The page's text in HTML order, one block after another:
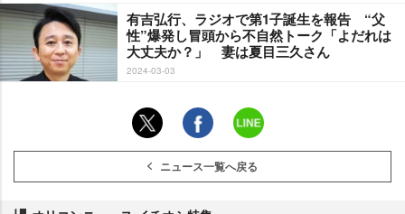
有吉弘行、ラジオで第1子誕生を報告 “父
性”爆発し冒頭から不自然トーク「よだれは
大丈夫か？」 妻は夏目三久さん
2024-03-03
ニュース一覧へ戻る